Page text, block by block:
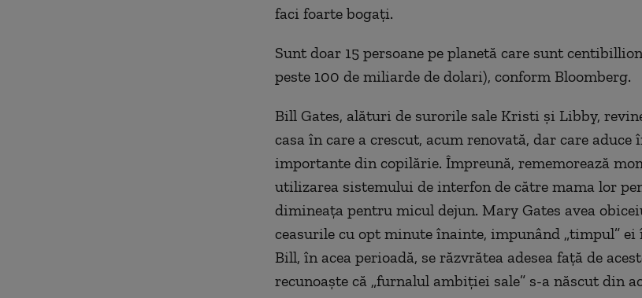
faci foarte bogați.
Sunt doar 15 persoane pe planetă care sunt
peste 100 de miliarde de dolari), conform Bloomberg.
Bill Gates, alături de surorile sale Kristi și Libby,
casa în care a crescut, acum renovată, dar care
importante din copilărie. Împreună, rememorează
utilizarea sistemului de interfon de către mama lor
dimineața pentru micul dejun. Mary Gates avea
ceasurile cu opt minute înainte, impunând „timpul”
Bill, în acea perioadă, se răzvrătea adesea față de
recunoaște că „furnalul ambiției sale” s-a născut din